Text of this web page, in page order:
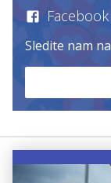
Facebook
Sledite nam